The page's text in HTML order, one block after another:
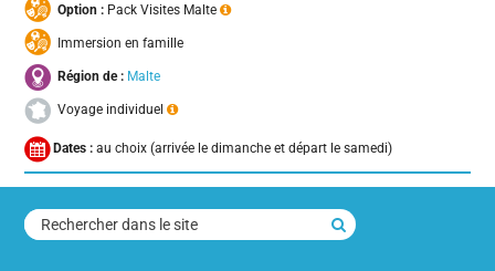
Option : Pack Visites Malte
Immersion en famille
Région de : Malte
Voyage individuel
Dates : au choix (arrivée le dimanche et départ le samedi)
rechercher
dans